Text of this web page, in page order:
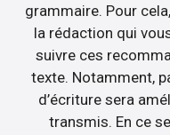
grammaire. Pour
la rédaction qui
suivre ces
texte. Notamment,
d’écriture sera
transmis. En ce